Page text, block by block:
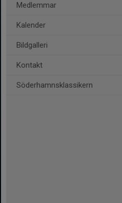
Medlemmar
Kalender
Bildgalleri
Kontakt
Söderhamnsklassikern